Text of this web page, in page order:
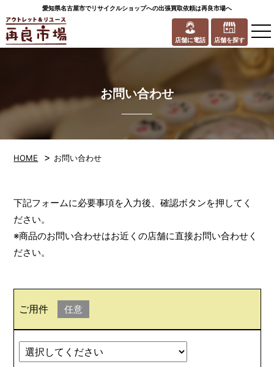
愛知県名古屋市でリサイクルショップへの出張買取依頼は再良市場へ
店舗に電話 店舗を探す
お問い合わせ
HOME > お問い合わせ
下記フォームに必要事項を入力後、確認ボタンを押してく
ださい。
※商品のお問い合わせはお近くの店舗に直接お問い合わせく
ださい。
ご用件 任意